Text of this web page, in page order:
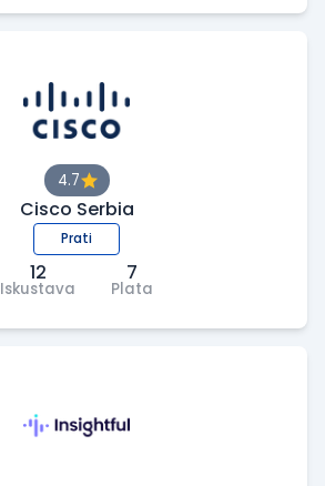
4.7
Cisco Serbia
Prati
12
Iskustava
7
Plata